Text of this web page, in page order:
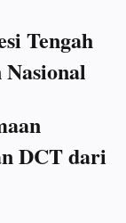
Tengah
Nasional
DCT dari